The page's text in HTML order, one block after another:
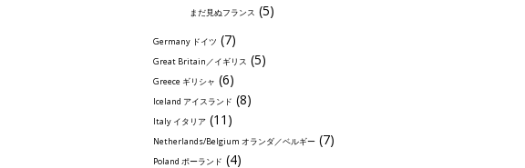
まだ見ぬフランス (5)
Germany ドイツ (7)
Great Britain／イギリス (5)
Greece ギリシャ (6)
Iceland アイスランド (8)
Italy イタリア (11)
Netherlands/Belgium オランダ／ベルギー (7)
Poland ポーランド (4)